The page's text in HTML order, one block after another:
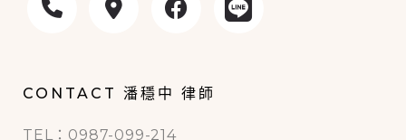
CONTACT 潘穩中 律師
TEL：0987-099-214